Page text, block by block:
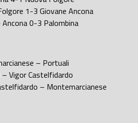
1-3 Giovane Ancona
0-3 Palombina
– Portuali
Vigor Castelfidardo
– Montemarcianese